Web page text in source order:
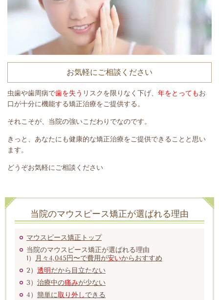
お気軽にご相談ください
虫歯や歯周病で歯を失う リスクを限りなく下げ、 年をとってもお
口が十分に機能する矯正治療をご提供する。
それこそが、当院の強いこだわりでなのです。
きっと、あなたにも健康的な矯正治療をご提供できることと思い
ます。
どうぞお気軽にご相談ください
当院のマウスピース矯正が選ばれる理由
マウスピース矯正トップ
当院のマウスピース矯正が選ばれる理由
1）
月々4,045円〜で費用が安いからおすすめ
2） 透明だから目立たない
3） 治療中の痛みが少ない
4） 簡単に取り外しできる